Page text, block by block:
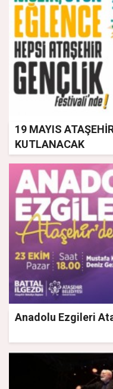
19 MAYIS
KUTLANACAK
Anadolu Ezgileri